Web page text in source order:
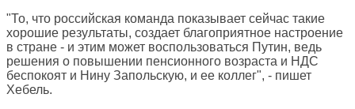
"То, что российская команда показывает сейчас такие
хорошие результаты, создает благоприятное настроение
в стране - и этим может воспользоваться Путин, ведь
решения о повышении пенсионного возраста и НДС
беспокоят и Нину Запольскую, и ее коллег", - пишет
Хебель.